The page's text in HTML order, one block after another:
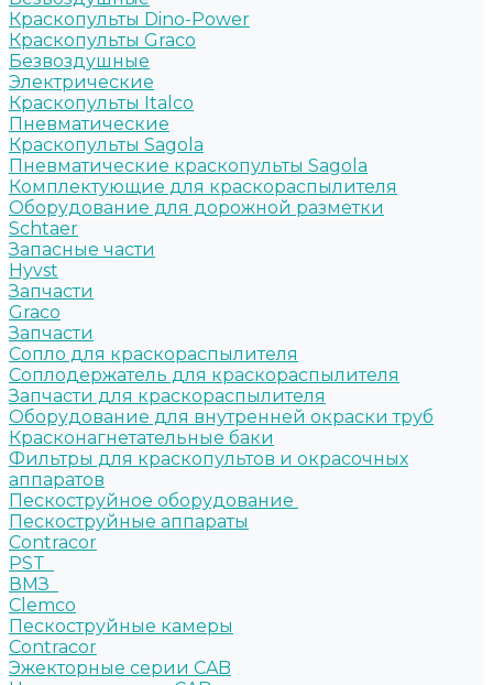
Краскопульты Dino-Power
Краскопульты Graco
Безвоздушные
Электрические
Краскопульты Italco
Пневматические
Краскопульты Sagola
Пневматические краскопульты Sagola
Комплектующие для краскораспылителя
Оборудование для дорожной разметки
Schtaer
Запасные части
Hyvst
Запчасти
Graco
Запчасти
Сопло для краскораспылителя
Соплодержатель для краскораспылителя
Запчасти для краскораспылителя
Оборудование для внутренней окраски труб
Красконагнетательные баки
Фильтры для краскопультов и окрасочных
аппаратов
Пескоструйное оборудование
Пескоструйные аппараты
Contracor
PST
ВМЗ
Clemco
Пескоструйные камеры
Contracor
Эжекторные серии CAB